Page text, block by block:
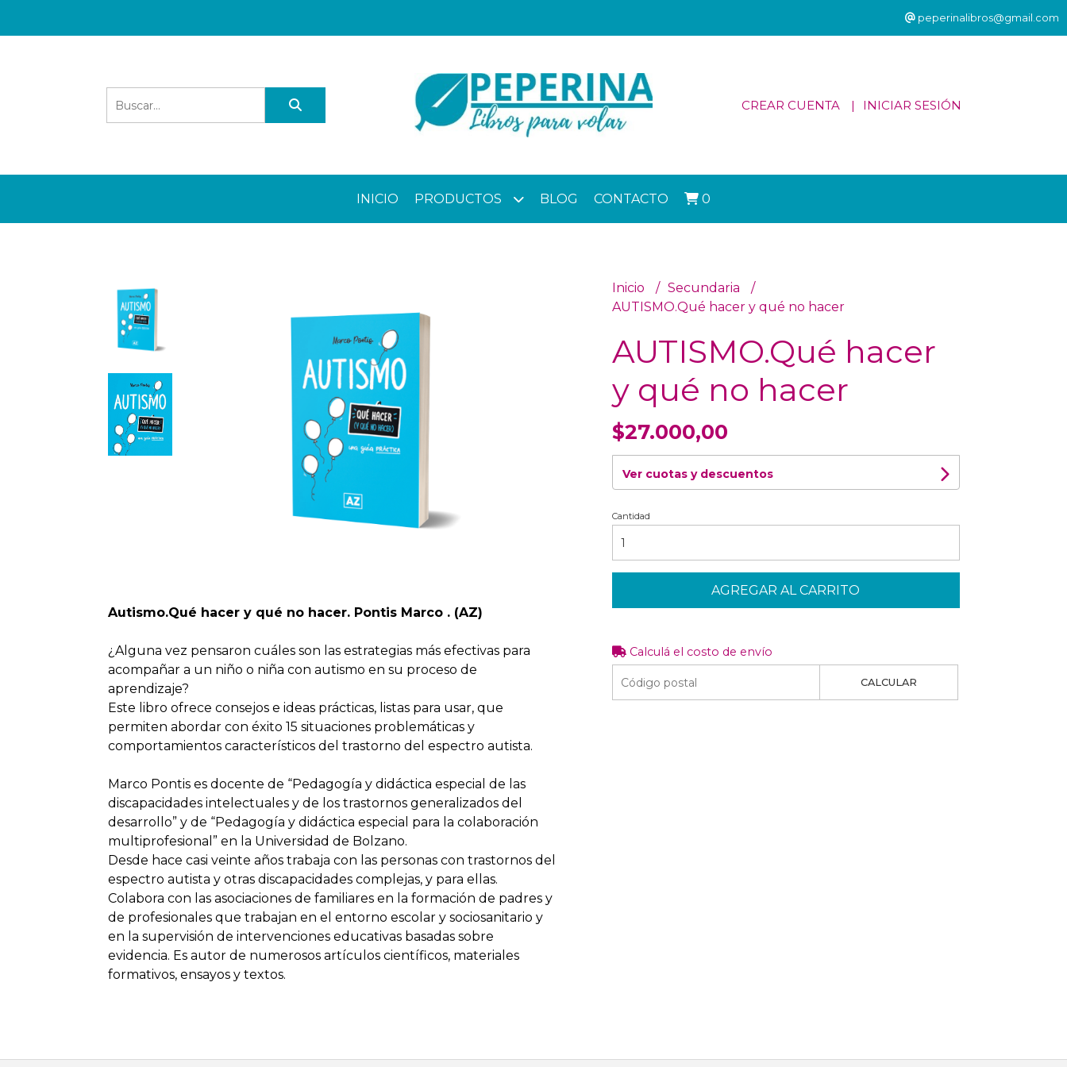
peperinalibros@gmail.com
CREAR CUENTA INICIAR SESIÓN
INICIO PRODUCTOS BLOG CONTACTO 0
Autismo.Qué hacer y qué no hacer. Pontis Marco . (AZ)
¿Alguna vez pensaron cuáles son las estrategias más efectivas para
acompañar a un niño o niña con autismo en su proceso de
aprendizaje?
Este libro ofrece consejos e ideas prácticas, listas para usar, que
permiten abordar con éxito 15 situaciones problemáticas y
comportamientos característicos del trastorno del espectro autista.
Marco Pontis es docente de “Pedagogía y didáctica especial de las
discapacidades intelectuales y de los trastornos generalizados del
desarrollo” y de “Pedagogía y didáctica especial para la colaboración
multiprofesional” en la Universidad de Bolzano.
Desde hace casi veinte años trabaja con las personas con trastornos del
espectro autista y otras discapacidades complejas, y para ellas.
Colabora con las asociaciones de familiares en la formación de padres y
de profesionales que trabajan en el entorno escolar y sociosanitario y
en la supervisión de intervenciones educativas basadas sobre
evidencia. Es autor de numerosos artículos científicos, materiales
formativos, ensayos y textos.
Inicio
Secundaria
AUTISMO.Qué hacer y qué no hacer
AUTISMO.Qué hacer
y qué no hacer
$27.000,00
Ver cuotas y descuentos
Cantidad
AGREGAR AL CARRITO
Calculá el costo de envío
CALCULAR